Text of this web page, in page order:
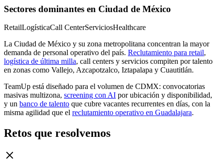
Sectores dominantes en Ciudad de México
RetailLogísticaCall CenterServiciosHealthcare
La Ciudad de México y su zona metropolitana concentran la mayor
demanda de personal operativo del país. Reclutamiento para retail,
logística de última milla, call centers y servicios compiten por talento
en zonas como Vallejo, Azcapotzalco, Iztapalapa y Cuautitlán.
TeamUp está diseñado para el volumen de CDMX: convocatorias
masivas multizona, screening con AI por ubicación y disponibilidad,
y un banco de talento que cubre vacantes recurrentes en días, con la
misma agilidad que el reclutamiento operativo en Guadalajara.
Retos que resolvemos